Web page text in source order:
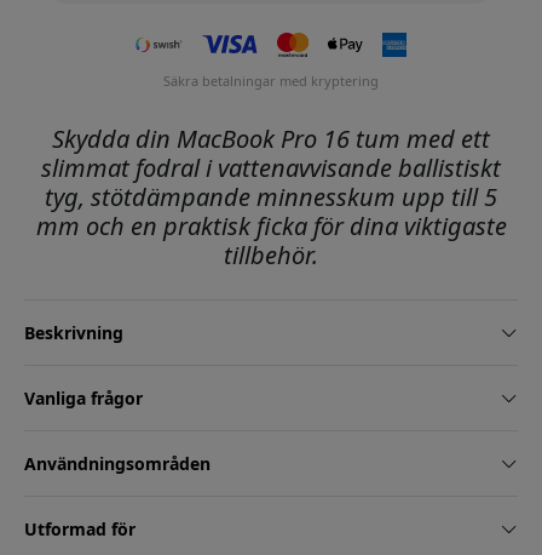
Säkra betalningar med kryptering
Skydda din MacBook Pro 16 tum med ett
slimmat fodral i vattenavvisande ballistiskt
tyg, stötdämpande minnesskum upp till 5
mm och en praktisk ficka för dina viktigaste
tillbehör.
Beskrivning
Vanliga frågor
Användningsområden
Utformad för